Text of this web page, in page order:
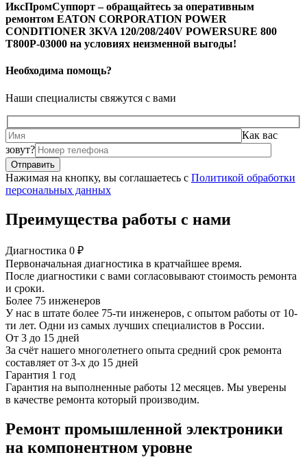
ИксПромСуппорт – обращайтесь за оперативным
ремонтом EATON CORPORATION POWER
CONDITIONER 3KVA 120/208/240V POWERSURE 800
T800P-03000 на условиях неизменной выгоды!
Необходима помощь?
Наши специалисты свяжутся с вами
Как вас
зовут?
Нажимая на кнопку, вы соглашаетесь с Политикой обработки
персональных данных
Преимущества работы с нами
Диагностика 0 ₽
Первоначальная диагностика в кратчайшее время.
После диагностики с вами согласовывают стоимость ремонта
и сроки.
Более 75 инженеров
У нас в штате более 75-ти инженеров, с опытом работы от 10-
ти лет. Одни из самых лучших специалистов в России.
От 3 до 15 дней
За счёт нашего многолетнего опыта средний срок ремонта
составляет от 3-х до 15 дней
Гарантия 1 год
Гарантия на выполненные работы 12 месяцев. Мы уверены
в качестве ремонта который производим.
Ремонт промышленной электроники
на компонентном уровне